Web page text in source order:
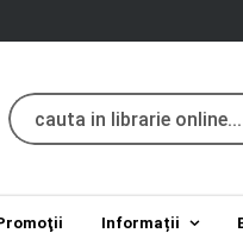
Informații